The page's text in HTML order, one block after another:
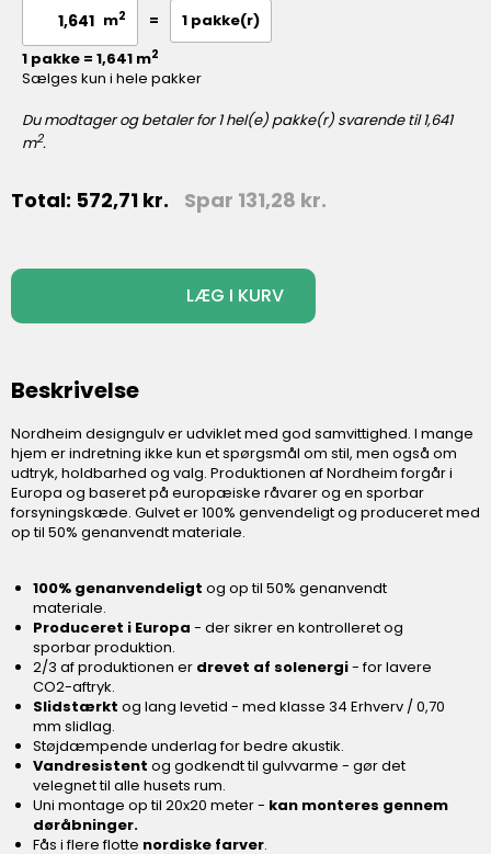
m2 = 1 pakke(r)
1 pakke = 1,641 m2
Sælges kun i hele pakker
Du modtager og betaler for1hel(e) pakke(r) svarende til1,641
m2.
Total: 572,71 kr. Spar 131,28 kr.
LÆG I KURV
Beskrivelse
Nordheim designgulv er udviklet med god samvittighed. I mange
hjem er indretning ikke kun et spørgsmål om stil, men også om
udtryk, holdbarhed og valg. Produktionen af Nordheim forgår i
Europa og baseret på europæiske råvarer og en sporbar
forsyningskæde. Gulvet er 100% genvendeligt og produceret med
op til 50% genanvendt materiale.
100% genanvendeligt og op til 50% genanvendt
materiale.
Produceret i Europa - der sikrer en kontrolleret og
sporbar produktion.
2/3 af produktionen er drevet af solenergi- for lavere
CO2-aftryk.
Slidstærkt og lang levetid - med klasse 34 Erhverv / 0,70
mm slidlag.
Støjdæmpende underlag for bedre akustik.
Vandresistent og godkendt til gulvvarme - gør det
velegnet til alle husets rum.
Uni montage op til 20x20 meter - kan monteres gennem
døråbninger.
Fås i flere flotte nordiske farver.